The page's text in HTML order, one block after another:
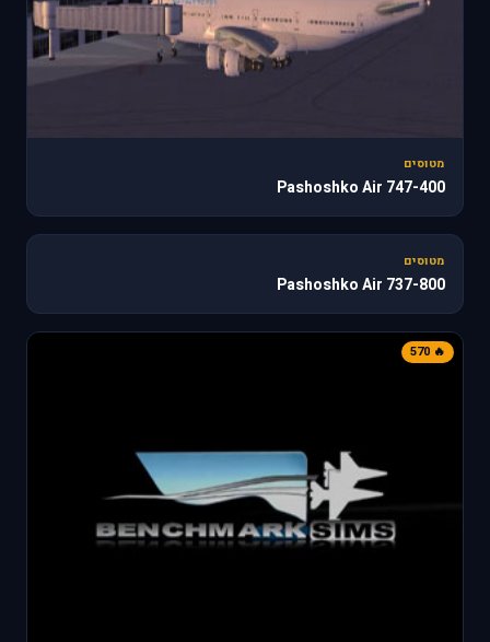
מטוסים
747-400 Pashoshko Air
187
מטוסים
737-800 Pashoshko Air
🔥 570